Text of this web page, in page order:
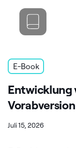
E-Book
Entwicklung
Vorabversion
Juli 15, 2026